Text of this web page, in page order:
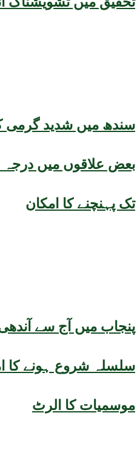
سندھ میں شدید گرمی
تک پہنچنے کا امکان
پنجاب میں آج سے
سلسلہ شروع ہونے کا
موسمیات کا الرٹ